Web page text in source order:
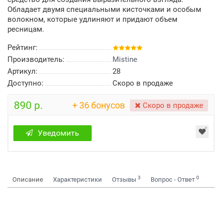
Обладает двумя специальными кисточками и особым
волокном, которые удлиняют и придают объем
ресницам.
Рейтинг:
Производитель:
Mistine
Артикул:
28
Доступно:
Скоро в продаже
890 р. + 36 бонусов Скоро в продаже
Уведомить
Описание Характеристики Отзывы 3 Вопрос - Ответ 0